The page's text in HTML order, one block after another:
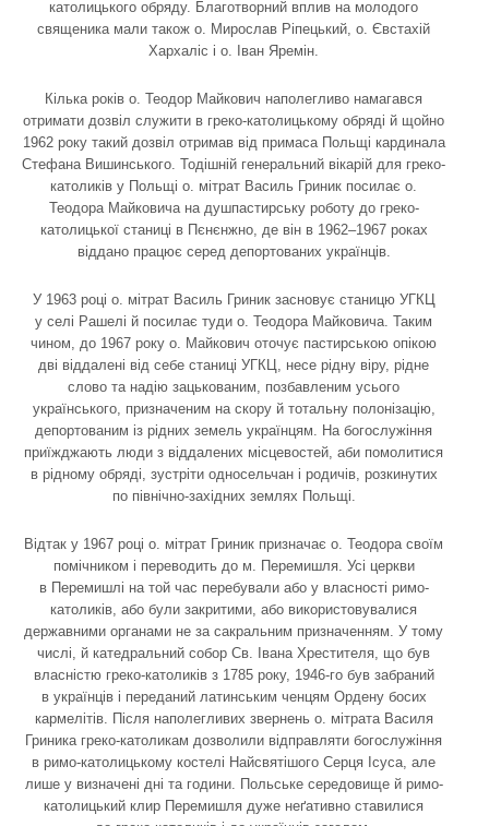
католицького обряду. Благотворний вплив на молодого
священика мали також о. Мирослав Ріпецький, о. Євстахій
Хархаліс і о. Іван Яремін.
Кілька років о. Теодор Майкович наполегливо намагався
отримати дозвіл служити в греко-католицькому обряді й щойно
1962 року такий дозвіл отримав від примаса Польщі кардинала
Стефана Вишинського. Тодішній генеральний вікарій для греко-
католиків у Польщі о. мітрат Василь Гриник посилає о.
Теодора Майковича на душпастирську роботу до греко-
католицької станиці в Пєнєнжно, де він в 1962–1967 роках
віддано працює серед депортованих українців.
У 1963 році о. мітрат Василь Гриник засновує станицю УГКЦ
у селі Рашелі й посилає туди о. Теодора Майковича. Таким
чином, до 1967 року о. Майкович оточує пастирською опікою
дві віддалені від себе станиці УГКЦ, несе рідну віру, рідне
слово та надію зацькованим, позбавленим усього
українського, призначеним на скору й тотальну полонізацію,
депортованим із рідних земель українцям. На богослужіння
приїжджають люди з віддалених місцевостей, аби помолитися
в рідному обряді, зустріти односельчан і родичів, розкинутих
по північно-західних землях Польщі.
Відтак у 1967 році о. мітрат Гриник призначає о. Теодора своїм
помічником і переводить до м. Перемишля. Усі церкви
в Перемишлі на той час перебували або у власності римо-
католиків, або були закритими, або використовувалися
державними органами не за сакральним призначенням. У тому
числі, й катедральний собор Св. Івана Хрестителя, що був
власністю греко-католиків з 1785 року, 1946-го був забраний
в українців і переданий латинським ченцям Ордену босих
кармелітів. Після наполегливих звернень о. мітрата Василя
Гриника греко-католикам дозволили відправляти богослужіння
в римо-католицькому костелі Найсвятішого Серця Ісуса, але
лише у визначені дні та години. Польське середовище й римо-
католицький клир Перемишля дуже неґативно ставилися